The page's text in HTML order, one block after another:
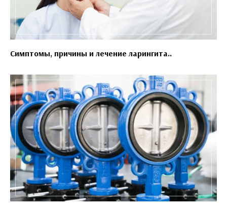
Симптомы, причины и лечение ларингита..